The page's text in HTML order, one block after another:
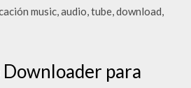
music, audio, tube, download,
para